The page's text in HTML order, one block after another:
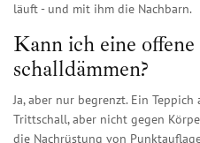
läuft - und mit ihm die Nachbarn.
Kann ich eine
schalldämmen?
Ja, aber nur begrenzt. Ein
Trittschall, aber nicht gegen
die Nachrüstung von